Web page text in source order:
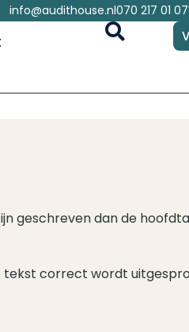
info@audithouse.nl070 217 01 07
geschreven dan de
tekst correct wordt